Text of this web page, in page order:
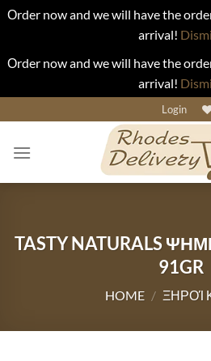
Οrder now and we will have the
arrival!
Οrder now and we will have the
arrival!
to
content
Login
TASTY NATURALS
91GR
HOME / ΞΗΡΟΊ